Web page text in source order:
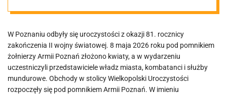
światowej
W Poznaniu odbyły się uroczystości z okazji 81. rocznicy
zakończenia II wojny światowej. 8 maja 2026 roku pod pomnikiem
żołnierzy Armii Poznań złożono kwiaty, a w wydarzeniu
uczestniczyli przedstawiciele władz miasta, kombatanci i służby
mundurowe. Obchody w stolicy Wielkopolski Uroczystości
rozpoczęły się pod pomnikiem Armii Poznań. W imieniu